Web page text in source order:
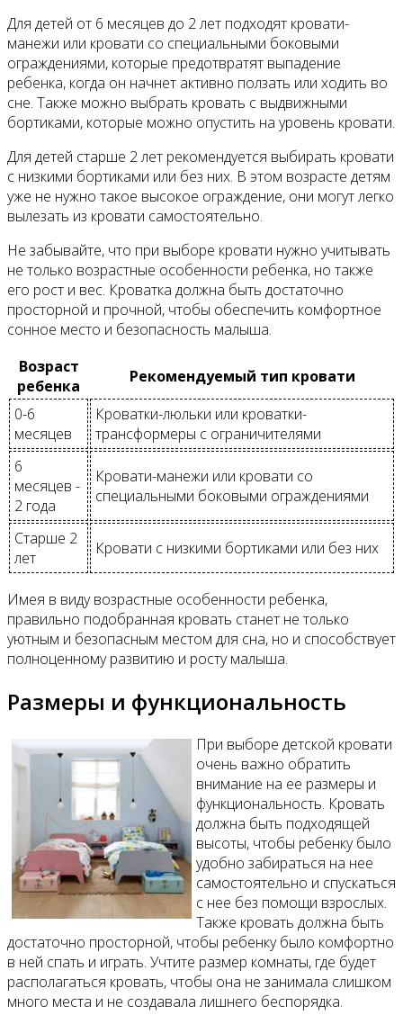
Для детей от 6 месяцев до 2 лет подходят кровати-
манежи или кровати со специальными боковыми
ограждениями, которые предотвратят выпадение
ребенка, когда он начнет активно ползать или ходить во
сне. Также можно выбрать кровать с выдвижными
бортиками, которые можно опустить на уровень кровати.
Для детей старше 2 лет рекомендуется выбирать кровати
с низкими бортиками или без них. В этом возрасте детям
уже не нужно такое высокое ограждение, они могут легко
вылезать из кровати самостоятельно.
Не забывайте, что при выборе кровати нужно учитывать
не только возрастные особенности ребенка, но также
его рост и вес. Кроватка должна быть достаточно
просторной и прочной, чтобы обеспечить комфортное
сонное место и безопасность малыша.
Возраст
ребенка
Рекомендуемый тип кровати
0-6
месяцев
Кроватки-люльки или кроватки-
трансформеры с ограничителями
6
месяцев -
2 года
Кровати-манежи или кровати со
специальными боковыми ограждениями
Старше 2
лет
Кровати с низкими бортиками или без них
Имея в виду возрастные особенности ребенка,
правильно подобранная кровать станет не только
уютным и безопасным местом для сна, но и способствует
полноценному развитию и росту малыша.
Размеры и функциональность
При выборе детской кровати
очень важно обратить
внимание на ее размеры и
функциональность. Кровать
должна быть подходящей
высоты, чтобы ребенку было
удобно забираться на нее
самостоятельно и спускаться
с нее без помощи взрослых.
Также кровать должна быть
достаточно просторной, чтобы ребенку было комфортно
в ней спать и играть. Учтите размер комнаты, где будет
располагаться кровать, чтобы она не занимала слишком
много места и не создавала лишнего беспорядка.